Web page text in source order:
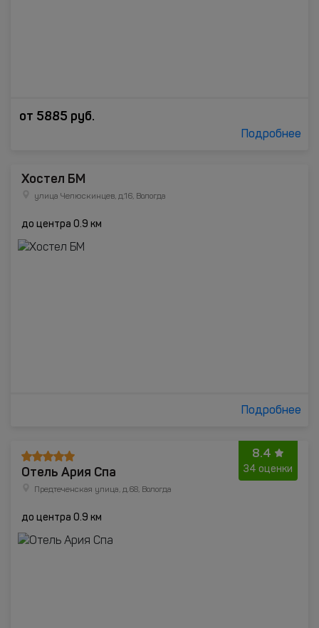
от 5885 руб.
Подробнее
Хостел БМ
улица Челюскинцев, д.16, Вологда
до центра 0.9 км
Подробнее
8.4
34 оценки
Отель Ария Спа
Предтеченская улица, д.68, Вологда
до центра 0.9 км